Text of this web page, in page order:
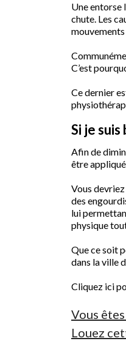
Une entorse
chute. Les
C’est
Ce dernier
Si je
Afin de
être
Vous
des
lui
physique
Que ce soit
dans la ville
Cliquez ici
Vous
Louez